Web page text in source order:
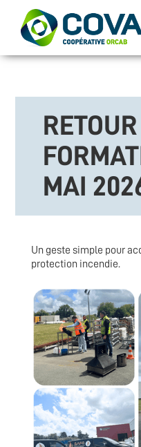
MAI
Un geste simple pour
protection incendie.